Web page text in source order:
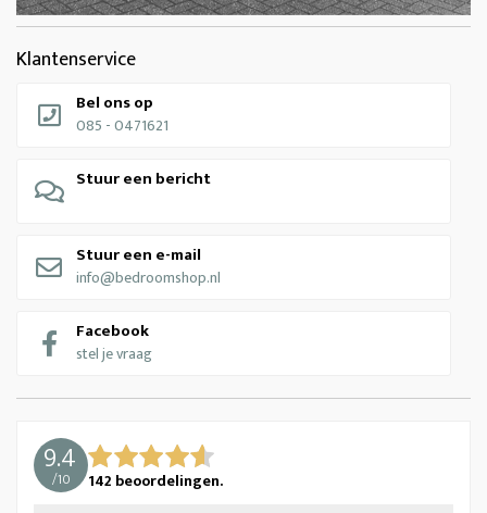
Klantenservice
Bel ons op
085 - 0471621
Stuur een bericht
Stuur een e-mail
info@bedroomshop.nl
Facebook
stel je vraag
9.4
/10 142 beoordelingen.